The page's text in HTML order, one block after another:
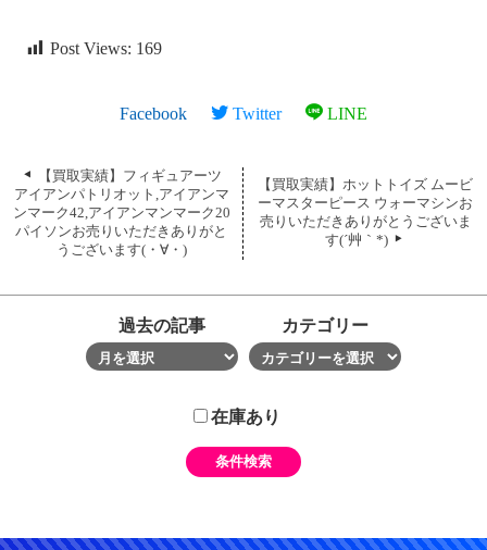
Post Views: 169
Facebook Twitter LINE
【買取実績】フィギュアーツ
アイアンパトリオット,アイアンマ
ンマーク42,アイアンマンマーク20
パイソンお売りいただきありがと
うございます(・∀・)
【買取実績】ホットトイズ ムービ
ーマスターピース ウォーマシンお
売りいただきありがとうございま
す(´艸｀*)
過去の記事 カテゴリー
在庫あり